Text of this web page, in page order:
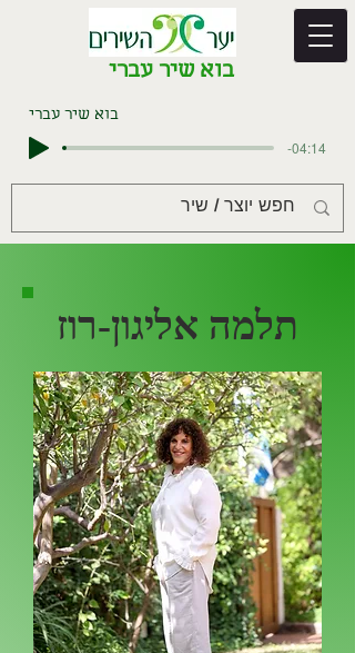
בוא שיר עברי
בוא שיר עברי
-04:14
תלמה אליגון-רוז